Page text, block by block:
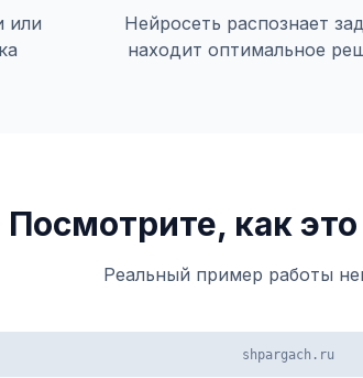
или
Нейросеть распознает
находит оптимальное
Посмотрите, как
Реальный пример работы
shpargach.ru